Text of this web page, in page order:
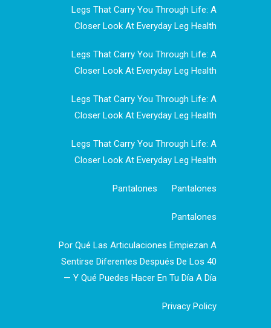
Legs That Carry You Through Life: A
Closer Look At Everyday Leg Health
Legs That Carry You Through Life: A
Closer Look At Everyday Leg Health
Legs That Carry You Through Life: A
Closer Look At Everyday Leg Health
Legs That Carry You Through Life: A
Closer Look At Everyday Leg Health
Pantalones Pantalones
Pantalones
Por Qué Las Articulaciones Empiezan A
Sentirse Diferentes Después De Los 40
— Y Qué Puedes Hacer En Tu Día A Día
Privacy Policy